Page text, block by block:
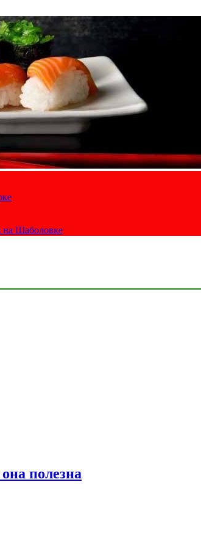
на Шаболовке
полезна